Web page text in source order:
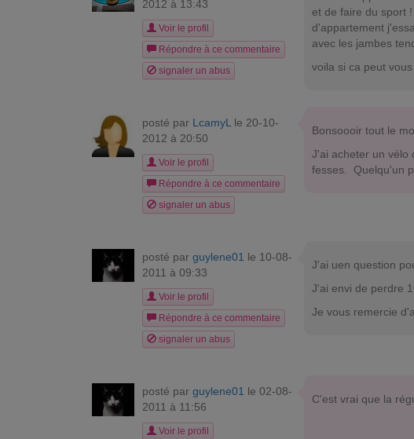
2012 à 13:43
Voir le profil
Répondre à ce commentaire
signaler un abus
et de faire du sport
d'appartement
avec les jambes
voila si ca peut
posté par LcamyLle 20-10-
2012 à 20:50
Voir le profil
Répondre à ce commentaire
signaler un abus
Bonsoooir tout le
J'ai acheter un vélo
fesses. Quelqu'un
posté par guylene01 le 10-08-
2011 à 09:33
Voir le profil
Répondre à ce commentaire
signaler un abus
J'ai uen question
J'ai envi de perdre
Je vous remercie
posté par guylene01 le 02-08-
2011 à 11:56
Voir le profil
C'est vrai que la